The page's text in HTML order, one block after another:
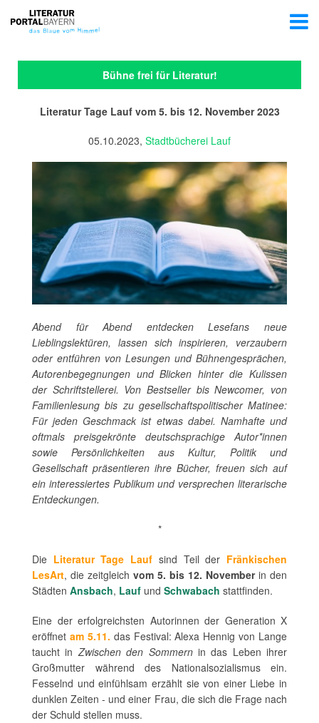
Bühne frei für Literatur!
Literatur Tage Lauf vom 5. bis 12. November 2023
05.10.2023, Stadtbücherei Lauf
Abend für Abend entdecken Lesefans neue
Lieblingslektüren, lassen sich inspirieren, verzaubern
oder entführen von Lesungen und Bühnengesprächen,
Autorenbegegnungen und Blicken hinter die Kulissen
der Schriftstellerei. Von Bestseller bis Newcomer, von
Familienlesung bis zu gesellschaftspolitischer Matinee:
Für jeden Geschmack ist etwas dabei. Namhafte und
oftmals preisgekrönte deutschsprachige Autor*innen
sowie Persönlichkeiten aus Kultur, Politik und
Gesellschaft präsentieren ihre Bücher, freuen sich auf
ein interessiertes Publikum und versprechen literarische
Entdeckungen.
*
Die Literatur Tage Lauf sind Teil der Fränkischen
LesArt, die zeitgleich vom 5. bis 12. Novemberin den
Städten Ansbach, Lauf und Schwabach stattfinden.
Eine der erfolgreichsten Autorinnen der Generation X
eröffnet am 5.11. das Festival: Alexa Hennig von Lange
taucht inZwischen den Sommernin das Leben ihrer
Großmutter während des Nationalsozialismus ein.
Fesselnd und einfühlsam erzählt sie von einer Liebe in
dunklen Zeiten - und einer Frau, die sich die Frage nach
der Schuld stellen muss.